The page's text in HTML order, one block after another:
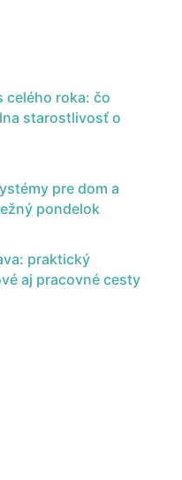
celého roka: čo
starostlivosť o
pre dom a
pondelok
praktický
aj pracovné cesty